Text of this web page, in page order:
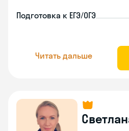
Подготовка к ЕГЭ/ОГЭ
Читать дальше